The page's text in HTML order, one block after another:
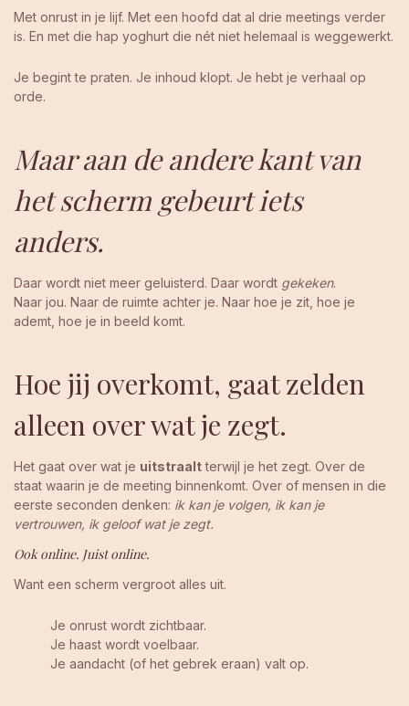
Met onrust in je lijf. Met een hoofd dat al drie meetings verder
is. En met die hap yoghurt die nét niet helemaal is weggewerkt.
Je begint te praten. Je inhoud klopt. Je hebt je verhaal op
orde.
Maar aan de andere kant van
het scherm gebeurt iets
anders.
Daar wordt niet meer geluisterd. Daar wordt gekeken.
Naar jou. Naar de ruimte achter je. Naar hoe je zit, hoe je
ademt, hoe je in beeld komt.
Hoe jij overkomt, gaat zelden
alleen over wat je zegt.
Het gaat over wat je uitstraaltterwijl je het zegt. Over de
staat waarin je de meeting binnenkomt. Over of mensen in die
eerste seconden denken: ik kan je volgen, ik kan je
vertrouwen, ik geloof wat je zegt.
Ook online. Juist online.
Want een scherm vergroot alles uit.
Je onrust wordt zichtbaar.
Je haast wordt voelbaar.
Je aandacht (of het gebrek eraan) valt op.